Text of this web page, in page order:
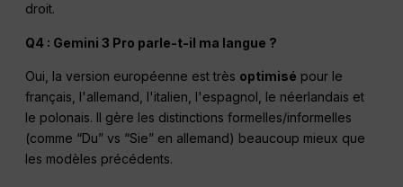
droit.
Q4 : Gemini 3 Pro parle-t-il ma langue ?
Oui, la version européenne est très optimisé pour le
français, l'allemand, l'italien, l'espagnol, le néerlandais et
le polonais. Il gère les distinctions formelles/informelles
(comme “Du” vs “Sie” en allemand) beaucoup mieux que
les modèles précédents.